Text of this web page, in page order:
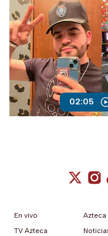
02:05
En vivo
TV Azteca
Azteca